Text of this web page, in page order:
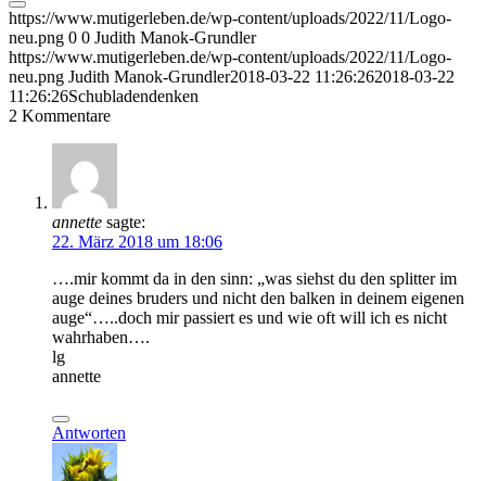
https://www.mutigerleben.de/wp-content/uploads/2022/11/Logo-
neu.png 0 0 Judith Manok-Grundler
https://www.mutigerleben.de/wp-content/uploads/2022/11/Logo-
neu.png Judith Manok-Grundler2018-03-22 11:26:262018-03-22
11:26:26Schubladendenken
2 Kommentare
annette sagte:
22. März 2018 um 18:06
….mir kommt da in den sinn: „was siehst du den splitter im
auge deines bruders und nicht den balken in deinem eigenen
auge“…..doch mir passiert es und wie oft will ich es nicht
wahrhaben….
lg
annette
Antworten